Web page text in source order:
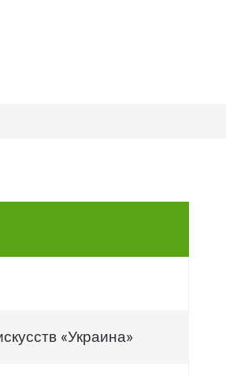
«Украина»